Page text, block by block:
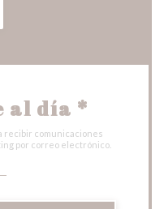
al día *
recibir comunicaciones
por correo electrónico.